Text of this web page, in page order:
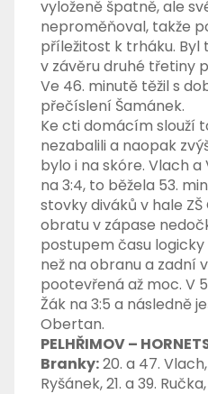
vyloženě špatně, ale
neproměňoval, takže
příležitost k trháku.
v závěru druhé třetiny
Ve 46. minutě těžil s
přečíslení Šamánek.
Ke cti domácím slouží
nezabalili a naopak
bylo i na skóre. Vlach
na 3:4, to běžela 53.
stovky diváků v hale
obratu v zápase
postupem času
než na obranu a zadní
pootevřená až moc. V
Žák na 3:5 a následně
Obertan.
PELHŘIMOV –
Branky:20. a 47.
Ryšánek, 21. a 39.